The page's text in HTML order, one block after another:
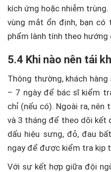
kích ứng hoặc nhiễm
vùng mắt ổn định, bạn
phẩm lành tính theo hướng
5.4 Khi nào nên tái
Thông thường, khách
– 7 ngày để bác sĩ kiểm
chỉ (nếu có). Ngoài ra, nên
và 3 tháng để theo dõi kết
dấu hiệu sưng, đỏ, đau
ngay để được kiểm tra kịp
Với sự kết hợp giữa đội